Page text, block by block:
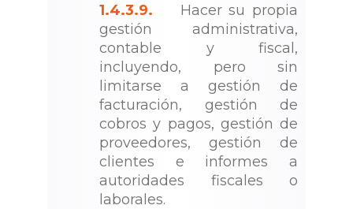
1.4.3.9. Hacer su propia
gestión administrativa,
contable y fiscal,
incluyendo, pero sin
limitarse a gestión de
facturación, gestión de
cobros y pagos, gestión de
proveedores, gestión de
clientes e informes a
autoridades fiscales o
laborales.